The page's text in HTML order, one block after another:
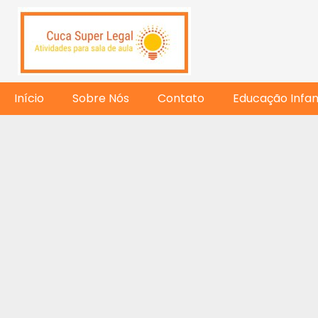
Início Sobre Nós Contato Educação